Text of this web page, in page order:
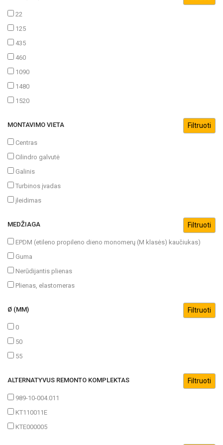
22
125
435
460
1090
1480
1520
MONTAVIMO VIETA
Centras
Cilindro galvutė
Galinis
Turbinos įvadas
įleidimas
MEDŽIAGA
EPDM (etileno propileno dieno monomerų (M klasės) kaučiukas)
Guma
Nerūdijantis plienas
Plienas, elastomeras
Ø (MM)
0
50
55
ALTERNATYVUS REMONTO KOMPLEKTAS
989-10-004.011
KT110011E
KTE000005